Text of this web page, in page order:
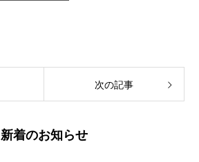
次の記事
新着のお知らせ